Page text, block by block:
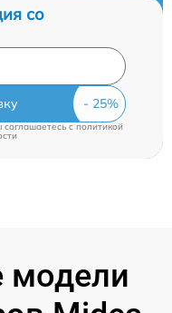
со
соглашаетесь cполитикой
модели